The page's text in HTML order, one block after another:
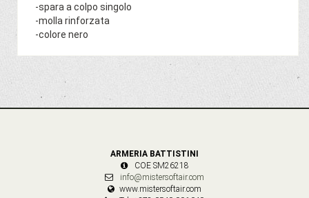
-spara a colpo singolo
-molla rinforzata
-colore nero
ARMERIA BATTISTINI
COE SM26218
info@mistersoftair.com
www.mistersoftair.com